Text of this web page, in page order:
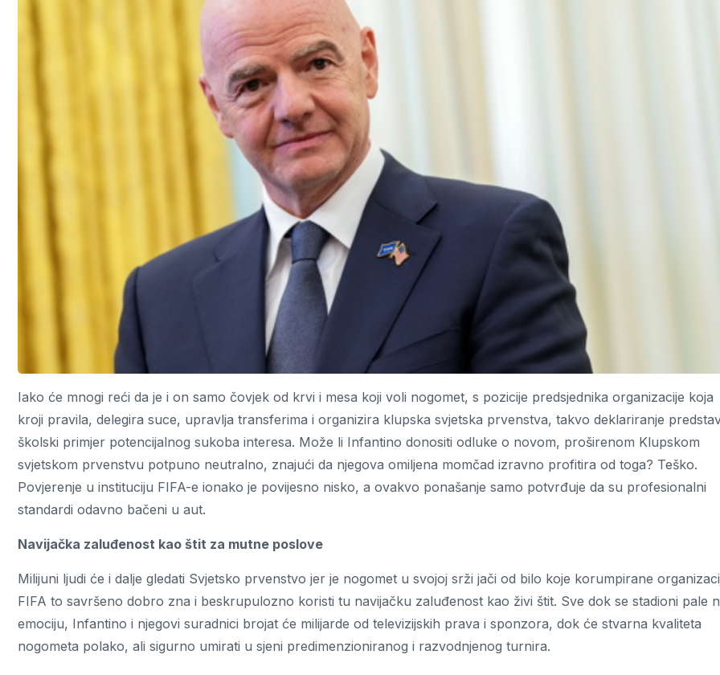
Iako će mnogi reći da je i on samo čovjek od krvi i mesa koji voli nogomet, s pozicije predsjednika organizacije koja
kroji pravila, delegira suce, upravlja transferima i organizira klupska svjetska prvenstva, takvo deklariranje
školski primjer potencijalnog sukoba interesa. Može li Infantino donositi odluke o novom, proširenom Klupskom
svjetskom prvenstvu potpuno neutralno, znajući da njegova omiljena momčad izravno profitira od toga? Teško.
Povjerenje u instituciju FIFA-e ionako je povijesno nisko, a ovakvo ponašanje samo potvrđuje da su profesionalni
standardi odavno bačeni u aut.
Navijačka zaluđenost kao štit za mutne poslove
Milijuni ljudi će i dalje gledati Svjetsko prvenstvo jer je nogomet u svojoj srži jači od bilo koje korumpirane
FIFA to savršeno dobro zna i beskrupulozno koristi tu navijačku zaluđenost kao živi štit. Sve dok se stadioni pale
emociju, Infantino i njegovi suradnici brojat će milijarde od televizijskih prava i sponzora, dok će stvarna kvaliteta
nogometa polako, ali sigurno umirati u sjeni predimenzioniranog i razvodnjenog turnira.